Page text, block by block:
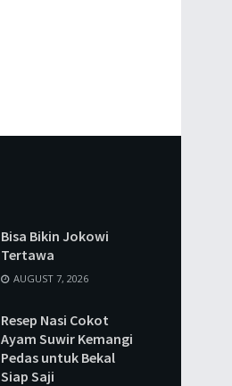
Bisa Bikin Jokowi
Tertawa
AUGUST 7, 2026
Resep Nasi Cokot
Ayam Suwir Kemangi
Pedas untuk Bekal
Siap Saji